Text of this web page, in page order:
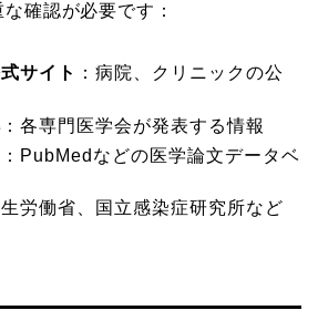
確認が必要です：
サイト
：病院、クリニックの公
：各専門医学会が発表する情報
：PubMedなどの医学論文データベ
生労働省、国立感染症研究所など